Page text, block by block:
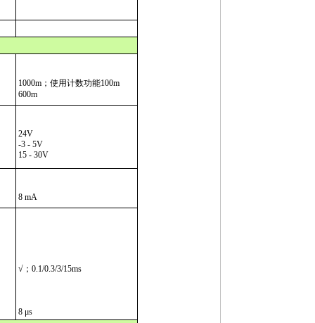
1000m；使用计数功能100m
600m
24V
-3 - 5V
15 - 30V
8 mA
√；0.1/0.3/3/15ms
8 μs